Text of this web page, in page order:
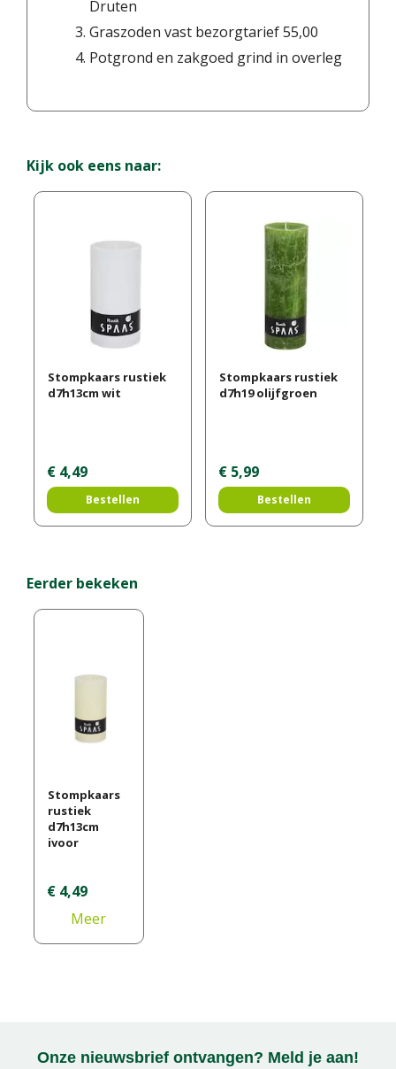
Druten
Graszoden vast bezorgtarief 55,00
Potgrond en zakgoed grind in overleg
Kijk ook eens naar:
Stompkaars rustiek
d7h13cm wit
€ 4,49
Bestellen
Stompkaars rustiek
d7h19 olijfgroen
€ 5,99
Bestellen
Eerder bekeken
Stompkaars
rustiek
d7h13cm
ivoor
€ 4,49
Meer
informatie
Onze nieuwsbrief ontvangen? Meld je aan!